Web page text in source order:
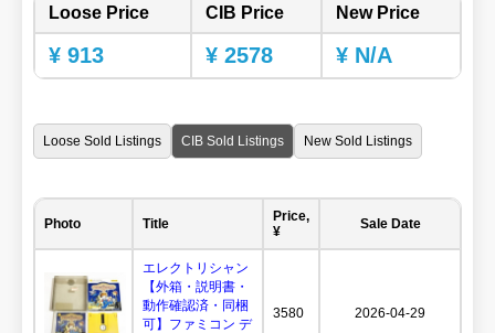
Loose Price CIB Price New Price
¥ 913 ¥ 2578 ¥ N/A
Loose Sold Listings CIB Sold Listings New Sold Listings
Photo Title
Price,
¥
Sale Date
エレクトリシャン
【外箱・説明書・
動作確認済・同梱
可】ファミコン デ
3580 2026-04-29